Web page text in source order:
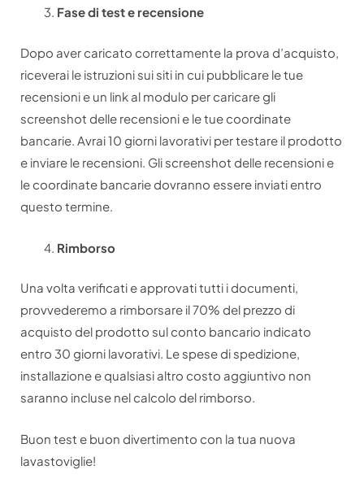
Fase di test e recensione
Dopo aver caricato correttamente la prova d’acquisto,
riceverai le istruzioni sui siti in cui pubblicare le tue
recensioni e un link al modulo per caricare gli
screenshot delle recensioni e le tue coordinate
bancarie. Avrai 10 giorni lavorativi per testare il prodotto
e inviare le recensioni. Gli screenshot delle recensioni e
le coordinate bancarie dovranno essere inviati entro
questo termine.
Rimborso
Una volta verificati e approvati tutti i documenti,
provvederemo a rimborsare il 70% del prezzo di
acquisto del prodotto sul conto bancario indicato
entro 30 giorni lavorativi. Le spese di spedizione,
installazione e qualsiasi altro costo aggiuntivo non
saranno incluse nel calcolo del rimborso.
Buon test e buon divertimento con la tua nuova
lavastoviglie!